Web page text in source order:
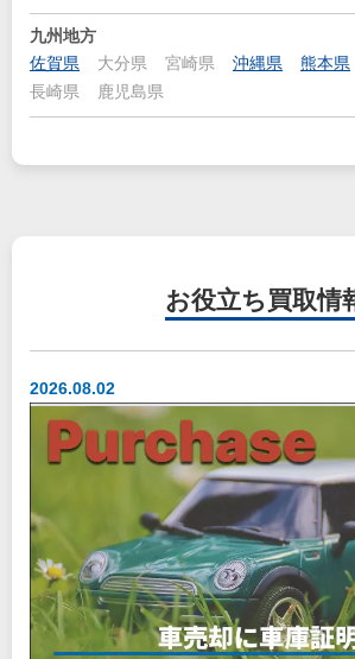
九州地方
佐賀県
大分県 宮崎県 沖縄県 熊本県
長崎県
鹿児島県
お役立ち 買取情
2026.08.02